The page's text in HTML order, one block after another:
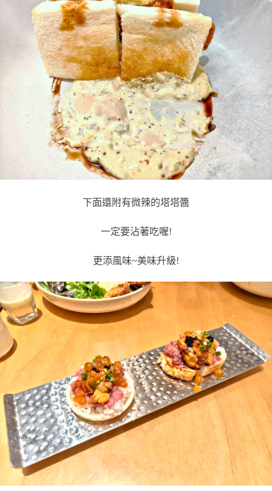
下面還附有微辣的塔塔醬
一定要沾著吃喔!
更添風味~美味升級!